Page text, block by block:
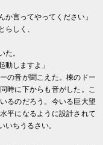
言ってやってください」
しく、
た。
しますよ」
の音が聞こえた。棟のドー
時に下からも音がした。こ
るのだろう。今いる巨大望
平になるように設計されて
いちうるさい。